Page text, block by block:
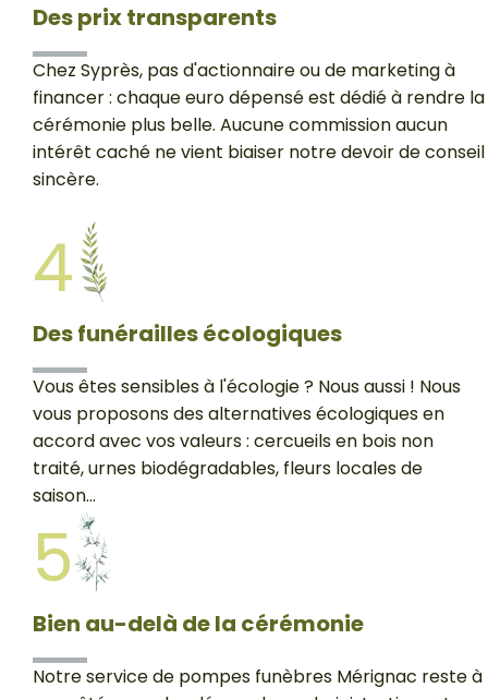
Des prix transparents
Chez Syprès, pas d'actionnaire ou de marketing à
financer : chaque euro dépensé est dédié à rendre la
cérémonie plus belle. Aucune commission aucun
intérêt caché ne vient biaiser notre devoir de conseil
sincère.
4
Des funérailles écologiques
Vous êtes sensibles à l'écologie ? Nous aussi ! Nous
vous proposons des alternatives écologiques en
accord avec vos valeurs : cercueils en bois non
traité, urnes biodégradables, fleurs locales de
saison...
5
Bien au-delà de la cérémonie
Notre service de pompes funèbres Mérignac reste à